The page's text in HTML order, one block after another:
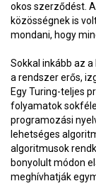
okos szerződést.
közösségnek is
mondani, hogy
Sokkal inkább az
a rendszer erős,
Egy Turing-teljes
folyamatok
programozási
lehetséges
algoritmusok
bonyolult módon
meghívhatják